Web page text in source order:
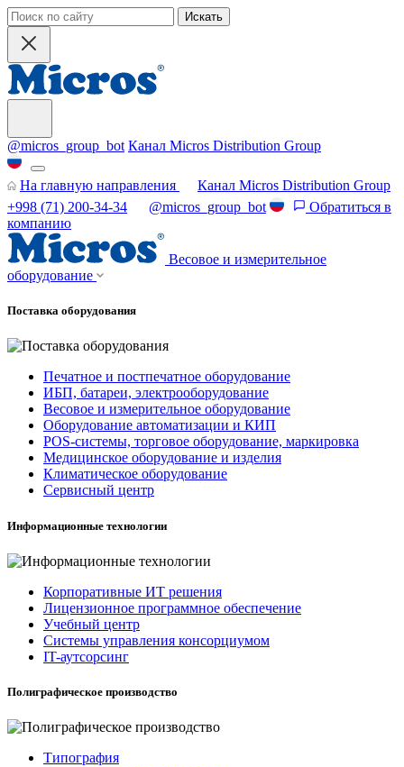
Искать
@micros_group_bot Канал Micros Distribution Group
На главную направления
Канал Micros Distribution Group
+998 (71) 200-34-34
@micros_group_bot
Обратиться в
компанию
Весовое и измерительное
оборудование
Поставка оборудования
Печатное и постпечатное оборудование
ИБП, батареи, электрооборудование
Весовое и измерительное оборудование
Оборудование автоматизации и КИП
POS-системы, торговое оборудование, маркировка
Медицинское оборудование и изделия
Климатическое оборудование
Сервисный центр
Информационные технологии
Корпоративные ИТ решения
Лицензионное программное обеспечение
Учебный центр
Системы управления консорциумом
IT-аутсорсинг
Полиграфическое производство
Типография